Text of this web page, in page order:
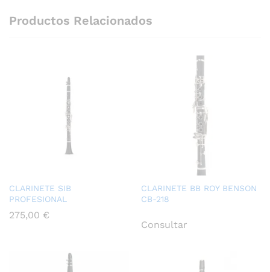
Productos Relacionados
CLARINETE SIB
PROFESIONAL
275,00 €
CLARINETE BB ROY BENSON
CB-218
Consultar